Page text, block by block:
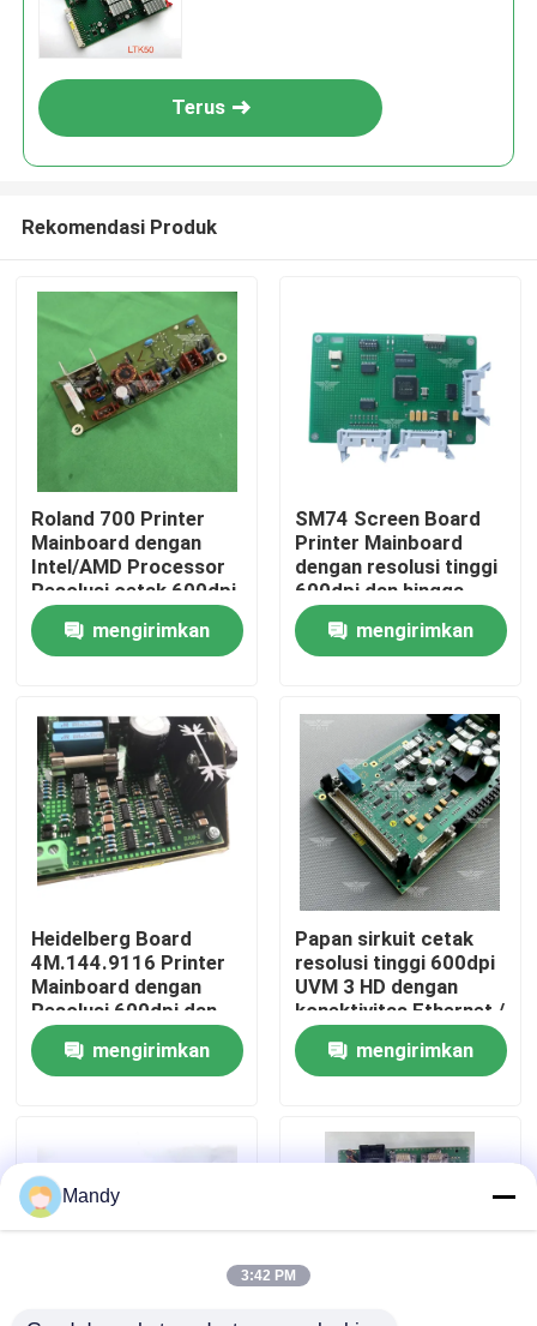
Beranda
Tentang Kami
Tur Pabrik
Kontrol Kualitas
Hubungi Kami
Kasus
Blog
Terus
Rekomendasi Produk
Roland 700 Printer
Mainboard dengan
Intel/AMD Processor
Resolusi cetak 600dpi
Kompatibel dengan
sebagian besar printer
mengirimkan
SM74 Screen Board
Printer Mainboard
dengan resolusi tinggi
600dpi dan hingga
20ppm Kecepatan
cetak Kompatibel
dengan sebagian
ofset
mengirimkan
Heidelberg Board
4M.144.9116 Printer
Mainboard dengan
Resolusi 600dpi dan
Kecepatan
Pencetakan 20ppm
mengirimkan
Papan sirkuit cetak
resolusi tinggi 600dpi
UVM 3 HD dengan
konektivitas Ethernet /
Wi-Fi / Bluetooth
untuk Heidelberg
mengirimkan
Mandy
3:42 PM